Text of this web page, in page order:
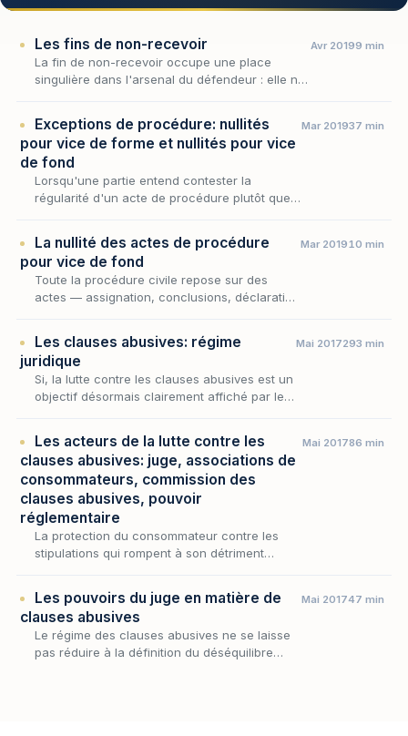
Les fins de non-recevoir
La fin de non-recevoir occupe une place
singulière dans l'arsenal du défendeur : elle ne
advers…
Avr 20199 min
Exceptions de procédure: nullités
pour vice de forme et nullités pour vice
de fond
Lorsqu'une partie entend contester la
régularité d'un acte de procédure plutôt que
procédure,…
Mar 201937 min
La nullité des actes de procédure
pour vice de fond
Toute la procédure civile repose sur des
actes — assignation, conclusions, déclaration
ces…
Mar 201910 min
Les clauses abusives: régime
juridique
Si, la lutte contre les clauses abusives est un
objectif désormais clairement affiché par les
Mai 2017293 min
Les acteurs de la lutte contre les
clauses abusives: juge, associations de
consommateurs, commission des
clauses abusives, pouvoir
réglementaire
La protection du consommateur contre les
stipulations qui rompent à son détriment
suppose un d…
Mai 201786 min
Les pouvoirs du juge en matière de
clauses abusives
Le régime des clauses abusives ne se laisse
pas réduire à la définition du déséquilibre
Mai 201747 min